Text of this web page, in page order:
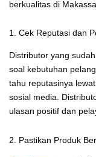
berkualitas di
1. Cek Reputasi dan
Distributor yang
soal kebutuhan
tahu reputasinya
sosial media.
ulasan positif dan
2. Pastikan Produk